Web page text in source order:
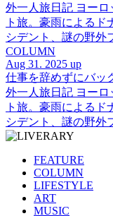
外一人旅日記 ヨー
ト旅。豪雨による
シデント、謎の野外
COLUMN
Aug 31. 2025 up
仕事を辞めずにバッ
外一人旅日記 ヨー
ト旅。豪雨による
シデント、謎の野外
FEATURE
COLUMN
LIFESTYLE
ART
MUSIC